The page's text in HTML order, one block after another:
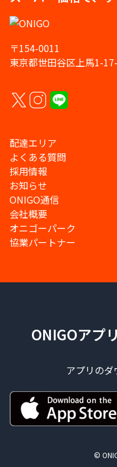
〒154-0011
東京都世田谷区上馬1-
配達エリア
よくある質問
採用情報
お知らせ
ONIGO通信
会社概要
オニゴーパーク
協業パートナー
ONIGOアプ
アプリのダ
©